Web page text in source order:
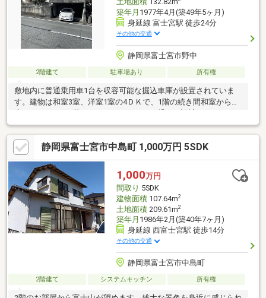
土地面積132.82m
築年月 1977年4月(築49年5ヶ月)
身延線 富士宮駅 徒歩24分
その他の交通
静岡県富士宮市野中
2階建て 駐車場あり 所有権
敷地内に普通乗用車1台を収容可能な掘込車庫が設置されていま
す。建物は和室3室、洋室1室の4ＤＫで、1階の続き間和室からは
ンには勝手口があり、
静岡県富士宮市中島町 1,000万円 5SDK
1,000万円
間取り 5SDK
建物面積107.64m2
土地面積209.61m2
築年月 1986年2月(築40年7ヶ月)
身延線 西富士宮駅 徒歩14分
その他の交通
静岡県富士宮市中島町
2階建て システムキッチン 所有権